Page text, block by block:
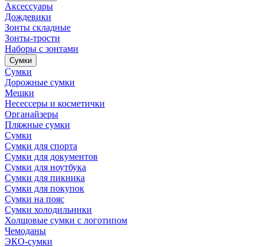
Аксессуары
Дождевики
Зонты складные
Зонты-трости
Наборы с зонтами
Сумки
Сумки
Дорожные сумки
Мешки
Несессеры и косметички
Органайзеры
Пляжные сумки
Сумки
Сумки для спорта
Сумки для документов
Сумки для ноутбука
Сумки для пикника
Сумки для покупок
Сумки на пояс
Сумки холодильники
Холщовые сумки с логотипом
Чемоданы
ЭКО-сумки